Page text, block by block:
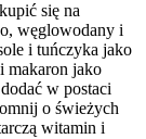
się na
węglowodany i
i tuńczyka jako
i makaron jako
w postaci
o świeżych
witamin i